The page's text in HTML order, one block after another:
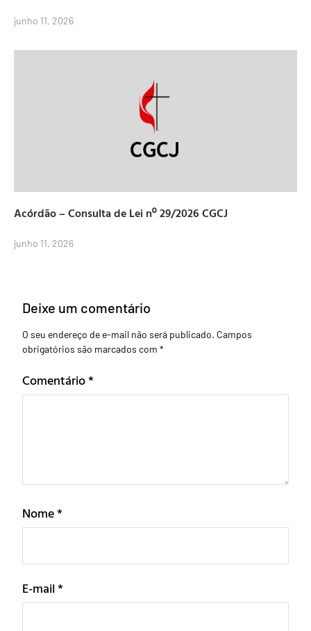
junho 11, 2026
Acórdão – Consulta de Lei nº 29/2026 CGCJ
junho 11, 2026
Deixe um comentário
O seu endereço de e-mail não será publicado. Campos
obrigatórios são marcados com *
Comentário*
Nome*
E-mail*